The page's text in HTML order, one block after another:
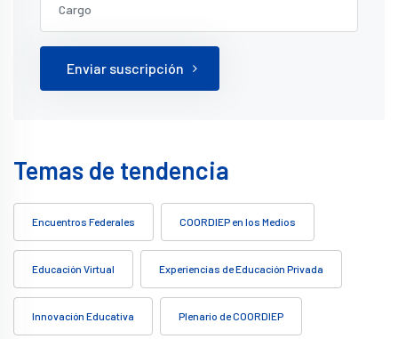
Enviar suscripción
Temas de tendencia
Encuentros Federales COORDIEP en los Medios
Educación Virtual Experiencias de Educación Privada
Innovación Educativa Plenario de COORDIEP